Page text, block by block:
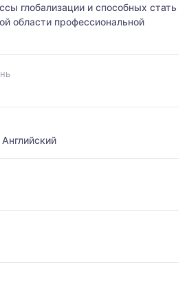
глобализации и способных стать
области профессиональной